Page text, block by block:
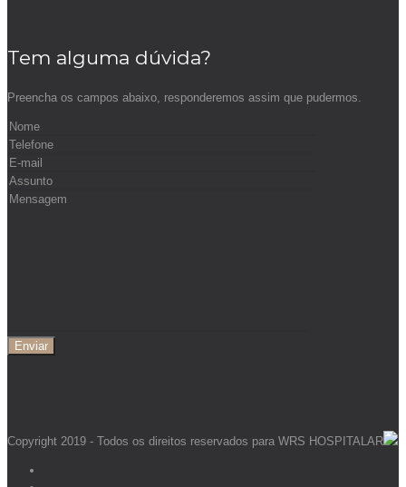
Tem alguma dúvida?
Preencha os campos abaixo, responderemos assim que pudermos.
Copyright 2019 - Todos os direitos reservados para WRS HOSPITALAR